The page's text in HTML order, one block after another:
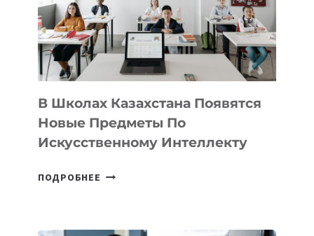
MOST
—
МЕЖДУНАРОДНУЮ
ПРОГРАММУ
ДЛЯ
ТЕХНОЛОГИЧЕСКИХ
В Школах Казахстана Появятся
Новые Предметы По
Искусственному Интеллекту
ПОДРОБНЕЕ